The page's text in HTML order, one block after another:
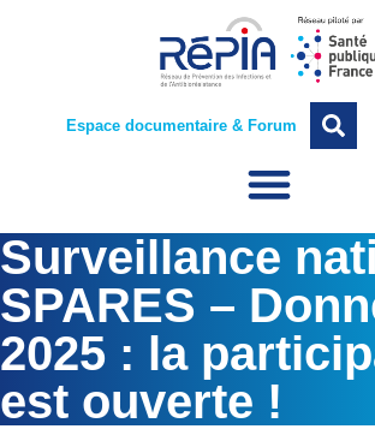
Espace documentaire & Forum
Surveillance
SPARES –
2025 : la
est ouverte !